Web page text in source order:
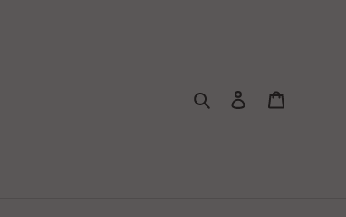
Suchen Einloggen